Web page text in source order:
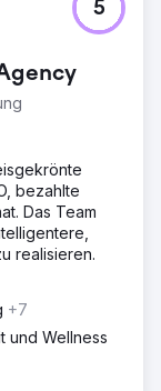
auf die
5
bezahlte
Das Team
realisieren.
+7
und Wellness